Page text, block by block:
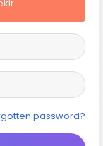
password?